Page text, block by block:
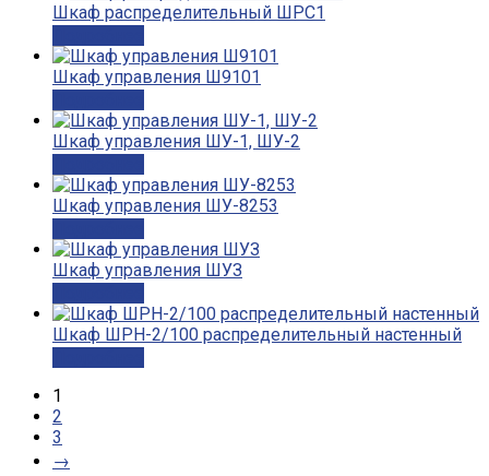
Шкаф распределительный ШРС1
Шкаф управления Ш9101
Шкаф управления ШУ-1, ШУ-2
Шкаф управления ШУ-8253
Шкаф управления ШУЗ
Шкаф ШРН-2/100 распределительный настенный
1
2
3
→